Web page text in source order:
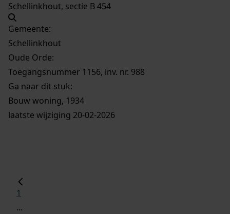
Schellinkhout, sectie B 454
Gemeente:
Schellinkhout
Oude Orde:
Toegangsnummer 1156, inv. nr. 988
Ga naar dit stuk:
Bouw woning, 1934
laatste wijziging 20-02-2026
1
...